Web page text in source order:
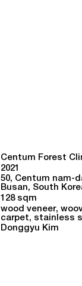
Centum Forest
2021
50, Centum nam-
Busan, South
128 sqm
wood veneer,
carpet, stainless
Donggyu Kim